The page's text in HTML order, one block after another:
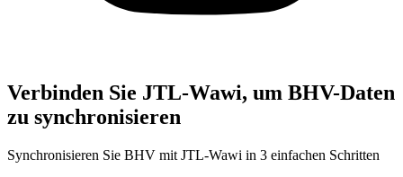
Verbinden Sie JTL-Wawi, um BHV-Daten
zu synchronisieren
Synchronisieren Sie BHV mit JTL-Wawi in 3 einfachen Schritten